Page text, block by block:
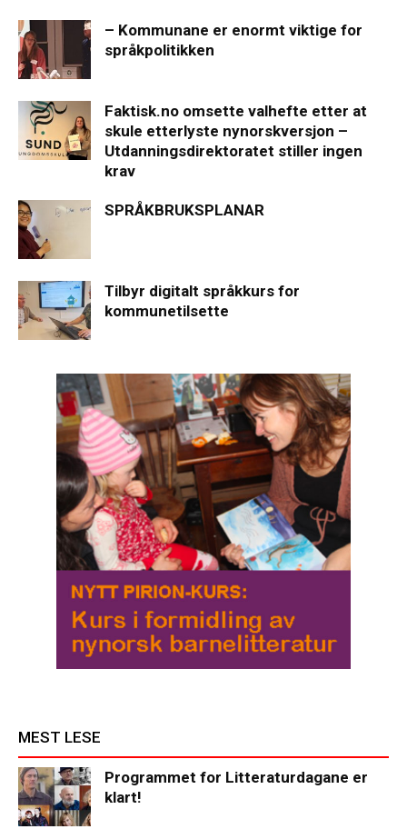
– Kommunane er enormt viktige for
språkpolitikken
Faktisk.no omsette valhefte etter at
skule etterlyste nynorskversjon –
Utdanningsdirektoratet stiller ingen
krav
SPRÅKBRUKSPLANAR
Tilbyr digitalt språkkurs for
kommunetilsette
MEST LESE
Programmet for Litteraturdagane er
klart!